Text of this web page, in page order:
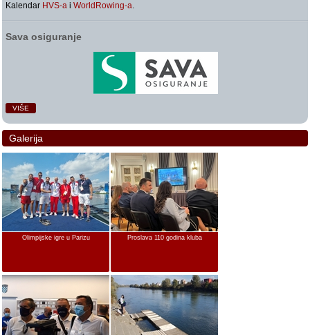
Kalendar HVS-a iWorldRowing-a.
Sava osiguranje
VIŠE
Galerija
Olimpijske igre u Parizu Proslava 110 godina kluba